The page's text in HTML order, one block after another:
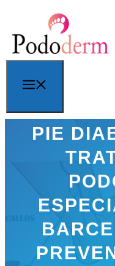
contenido
PIE